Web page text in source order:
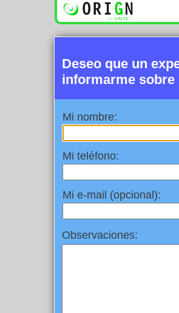
Deseo que un
informarme sobre
Mi nombre:
Mi teléfono:
Mi e-mail (opcional):
Observaciones: